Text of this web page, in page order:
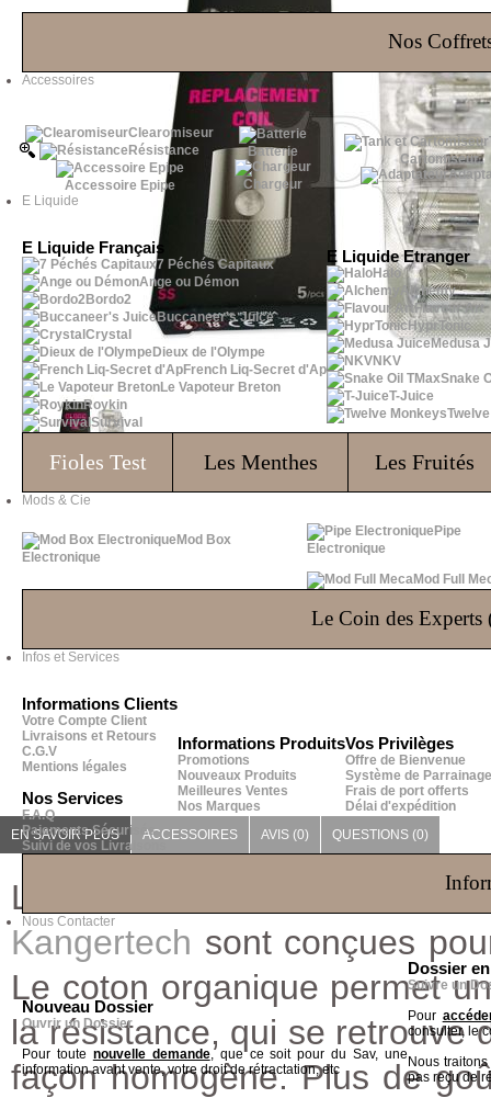
Nos
Accessoires
Clearomiseur
Résistance
Accessoire Epipe
Batterie
Chargeur
Cartomiseur
E Liquide
E Liquide Français
7 Péchés Capitaux
Ange ou Démon
Bordo2
Buccaneer's Juice
Crystal
Dieux de l'Olympe
French Liq-Secret d'Ap
Le Vapoteur Breton
Roykin
Survival
E Liquide Etranger
Halo
Alchemy
Flavour Art
HyprTonic
Medusa
NKV
Snake
T-Juice
Fioles Test Les Menthes Les Fruités
Mods & Cie
Mod Box
Electronique
Pipe
Electronique
Mod Full
Le Coin des Experts
Infos et Services
Informations Clients
Votre Compte Client
Livraisons et Retours
C.G.V
Mentions légales
Nos Services
F.A.Q
Paiements Sécurisés
Suivi de vos Livraisons
Informations Produits
Promotions
Nouveaux Produits
Meilleures Ventes
Nos Marques
Vos Privilèges
Offre de Bienvenue
Système de Parrainage
Frais de port offerts
Délai d'expédition
Nous Contacter
Nouveau Dossier
Ouvrir un Dossier
Pour toute nouvelle demande, que ce soit pour du Sav, une
information avant vente, votre droit de rétractation, etc
Dossier
Suivre un
Pour
consulter, le
Nous
pas reçu de
EN SAVOIR PLUS ACCESSOIRES AVIS (0) QUESTIONS (0)
Les résistances CLOCC
Kangertech sont conçues
Le coton organique permet
la résistance, qui se retrouve
façon homogène. Plus de